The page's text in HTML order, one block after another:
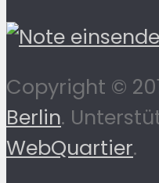
Copyright ©
Berlin.
WebQuartier.